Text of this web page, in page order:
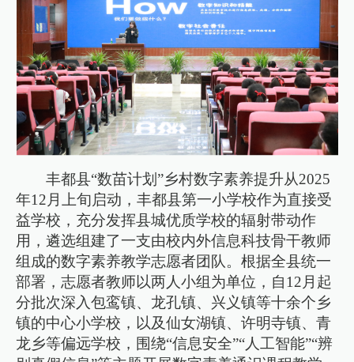
丰都县“数苗计划”乡村数字素养提升从2025
年12月上旬启动，丰都县第一小学校作为直接受
益学校，充分发挥县城优质学校的辐射带动作
用，遴选组建了一支由校内外信息科技骨干教师
组成的数字素养教学志愿者团队。根据全县统一
部署，志愿者教师以两人小组为单位，自12月起
分批次深入包鸾镇、龙孔镇、兴义镇等十余个乡
镇的中心小学校，以及仙女湖镇、许明寺镇、青
龙乡等偏远学校，围绕“信息安全”“人工智能”“辨